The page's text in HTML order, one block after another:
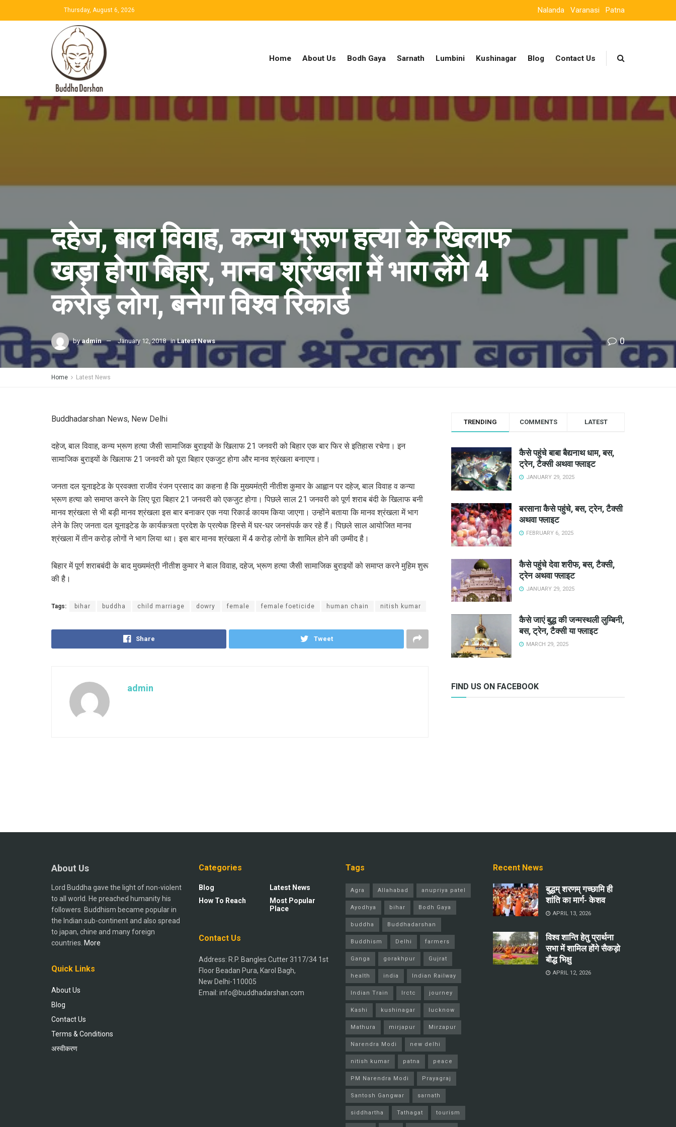
Thursday, August 6, 2026 Nalanda Varanasi Patna
Home About Us Bodh Gaya Sarnath Lumbini Kushinagar Blog Contact Us
दहेज, बाल विवाह, कन्या भ्रूण हत्या के खिलाफ
खड़ा होगा बिहार, मानव श्रंखला में भाग लेंगे 4
करोड़ लोग, बनेगा विश्व रिकार्ड
by admin January 12, 2018 in Latest News 0
Home Latest News
Buddhadarshan News, New Delhi
दहेज, बाल विवाह, कन्य भ्रूण हत्या जैसी सामाजिक बुराइयों के खिलाफ 21 जनवरी को बिहार एक बार फिर से इतिहास रचेगा। इन
सामाजिक बुराइयों के खिलाफ 21 जनवरी को पूरा बिहार एकजुट होगा और मानव श्रंखला बनाएगा।
जनता दल यूनाइटेड के प्रवक्ता राजीव रंजन प्रसाद का कहना है कि मुख्यमंत्री नीतीश कुमार के आह्वान पर दहेज, बाल विवाह व कन्या
भ्रूण हत्या को समाप्त करने के लिए पूरा बिहार 21 जनवरी को एकजुट होगा। पिछले साल 21 जनवरी को पूर्ण शराब बंदी के खिलाफ बनी
मानव श्रंखला से भी बड़ी मानव श्रंखला इस बार बनाकर एक नया रिकार्ड कायम किया जाएगा। उन्होंने बताया कि मानव श्रंखला में भाग
लेने के लिए जनता दल यूनाइटेड के कार्यकत्र्ता प्रदेश के प्रत्येक हिस्से में घर-घर जनसंपर्क कर रहे हैं। पिछले साल आयोजित मानव
श्रंखला में तीन करोड़ लोगों ने भाग लिया था। इस बार मानव श्रंखला में 4 करोड़ लोगों के शामिल होने की उम्मीद है।
बिहार में पूर्ण शराबबंदी के बाद मुख्यमंत्री नीतीश कुमार ने बाल विवाह, दहेज, भ्रूण हत्या जैसी सामाजिक बुराइयों को समाप्त करने मुहिम शुरू
की है।
Tags: bihar buddha child marriage dowry female female foeticide human chain nitish kumar
Share Tweet
admin
TRENDING COMMENTS LATEST
कैसे पहुंचे बाबा बैद्यनाथ धाम, बस,
ट्रेन, टैक्सी अथवा फ्लाइट
JANUARY 29, 2025
बरसाना कैसे पहुंचे, बस, ट्रेन, टैक्सी
अथवा फ्लाइट
FEBRUARY 6, 2025
कैसे पहुंचे देवा शरीफ, बस, टैक्सी,
ट्रेन अथवा फ्लाइट
JANUARY 29, 2025
कैसे जाएं बुद्ध की जन्मस्थली लुम्बिनी,
बस, ट्रेन, टैक्सी या फ्लाइट
MARCH 29, 2025
FIND US ON FACEBOOK
About Us
Lord Buddha gave the light of non-violent
to all world. He preached humanity his
followers. Buddhism became popular in
the Indian sub-continent and also spread
to japan, chine and many foreign
countries. More
Quick Links
About Us
Blog
Contact Us
Terms & Conditions
अस्वीकरण
Categories
Blog
How To Reach
Latest News
Most Popular
Place
Contact Us
Address: R.P. Bangles Cutter 3117/34 1st
Floor Beadan Pura, Karol Bagh,
New Delhi-110005
Email: info@buddhadarshan.com
Tags
Agra Allahabad anupriya patel
Ayodhya bihar Bodh Gaya
buddha Buddhadarshan
Buddhism Delhi farmers
Ganga gorakhpur Gujrat
health india Indian Railway
Indian Train Irctc journey
Kashi kushinagar lucknow
Mathura mirjapur Mirzapur
Narendra Modi new delhi
nitish kumar patna peace
PM Narendra Modi Prayagraj
Santosh Gangwar sarnath
siddhartha Tathagat tourism
Recent News
बुद्धम् शरणम् गच्छामि ही
शांति का मार्ग- केशव
APRIL 13, 2026
विश्व शान्ति हेतु प्रार्थना
सभा में शामिल होंगे सैकड़ो
बौद्ध भिक्षु
APRIL 12, 2026